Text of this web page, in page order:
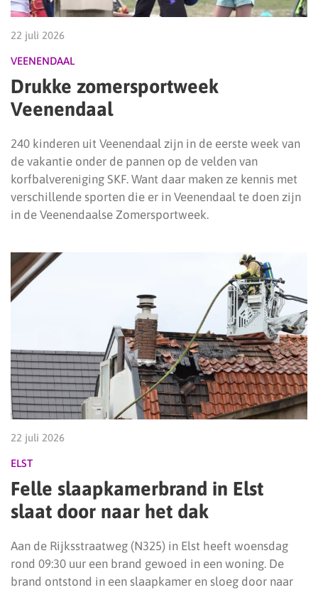
22 juli 2026
VEENENDAAL
Drukke zomersportweek
Veenendaal
240 kinderen uit Veenendaal zijn in de eerste week van
de vakantie onder de pannen op de velden van
korfbalvereniging SKF. Want daar maken ze kennis met
verschillende sporten die er in Veenendaal te doen zijn
in de Veenendaalse Zomersportweek.
22 juli 2026
ELST
Felle slaapkamerbrand in Elst
slaat door naar het dak
Aan de Rijksstraatweg (N325) in Elst heeft woensdag
rond 09:30 uur een brand gewoed in een woning. De
brand ontstond in een slaapkamer en sloeg door naar